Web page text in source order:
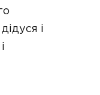
і